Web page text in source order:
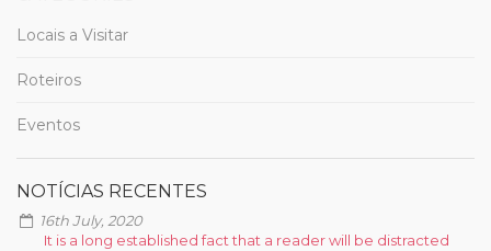
Locais a Visitar
Roteiros
Eventos
NOTÍCIAS RECENTES
16th July, 2020
It is a long established fact that a reader will be distracted